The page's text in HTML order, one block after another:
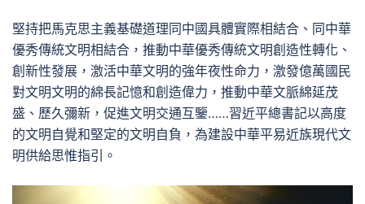
堅持把馬克思主義基礎道理同中國具體實際相結合、同中華
優秀傳統文明相結合，推動中華優秀傳統文明創造性轉化、
創新性發展，激活中華文明的強年夜性命力，激發億萬國民
對文明文明的綿長記憶和創造偉力，推動中華文脈綿延茂
盛、歷久彌新，促進文明交通互鑒……習近平總書記以高度
的文明自覺和堅定的文明自負，為建設中華平易近族現代文
明供給思惟指引。